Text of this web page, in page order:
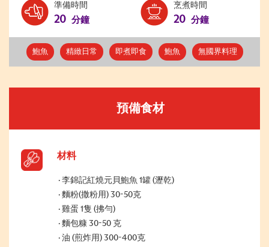
準備時間
20 分鐘
烹煮時間
20 分鐘
鮑魚 精緻日常 即煮即食 鮑魚 無國界料理
預備食材
材料
李錦記紅燒元貝鮑魚 1罐 (瀝乾)
麵粉(撒粉用) 30-50克
雞蛋 1隻 (拂勻)
麵包糠 30-50 克
油 (煎炸用) 300-400克